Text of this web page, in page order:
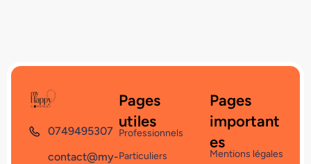
0749495307
contact@my-
Pages
utiles
Professionnels
Particuliers
Pages
important
es
Mentions légales